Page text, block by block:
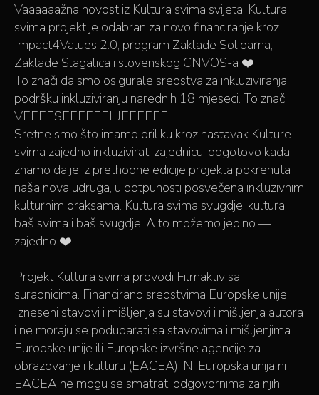
Vaaaaaažna novost iz Kultura svima svijeta! Kultura
svima projekt je odabran za novo financiranje kroz
Impact4Values 2.0, program Zaklade Solidarna,
Zaklade Slagalica i slovenskog CNVOS-a ❤️
To znači da smo osigurale sredstva za inkluziviranja i
podršku inkluziviranju narednih 18 mjeseci. To znači
VEEEESEEEEEELJEEEEEE!
Sretne smo što imamo priliku kroz nastavak Kulture
svima zajedno inkluzivirati zajednicu, pogotovo kada
znamo da je iz prethodne edicije projekta pokrenuta
naša nova udruga, u potpunosti posvečena inkluzivnim
kulturnim praksama. Kultura svima svugdje, kultura
baš svima i baš svugdje. A to možemo jedino —
zajedno ❤️
—
Projekt Kultura svima provodi Filmaktiv sa
suradnicima. Financirano sredstvima Europske unije.
Izneseni stavovi i mišljenja su stavovi i mišljenja autora
i ne moraju se podudarati sa stavovima i mišljenjima
Europske unije ili Europske izvršne agencije za
obrazovanje i kulturu (EACEA). Ni Europska unija ni
EACEA ne mogu se smatrati odgovornima za njih.